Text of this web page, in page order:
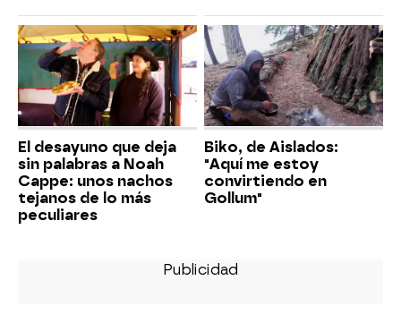
El desayuno que deja
sin palabras a Noah
Cappe: unos nachos
tejanos de lo más
peculiares
Biko, de Aislados:
"Aquí me estoy
convirtiendo en
Gollum"